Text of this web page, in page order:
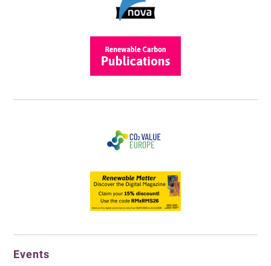
Events